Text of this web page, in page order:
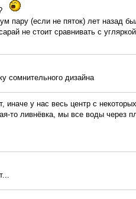
пару (если не пяток) лет назад
не стоит сравнивать с
сомнительного дизайна
иначе у нас весь центр с
то ливнёвка, мы все воды через